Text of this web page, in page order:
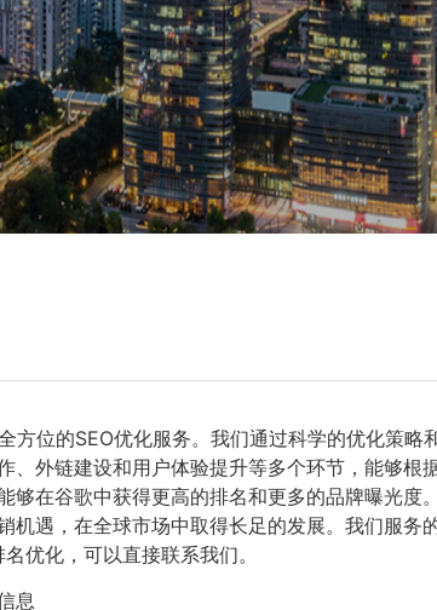
方位的SEO优化服务。我们通过科学的优化策
外链建设和用户体验提升等多个环节，能够
在谷歌中获得更高的排名和更多的品牌曝光度
遇，在全球市场中取得长足的发展。我们服
优化，可以直接联系我们。
息